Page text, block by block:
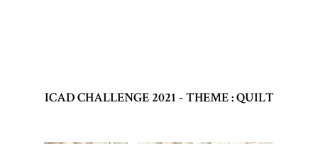
ICAD CHALLENGE 2021 - THEME : QUILT